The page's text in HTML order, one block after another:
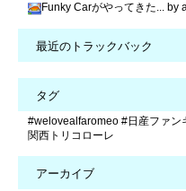
Funky Carがやってきた... by
最近のトラックバック
タグ
#welovealfaromeo #日産ファン
関西トリコローレ
アーカイブ